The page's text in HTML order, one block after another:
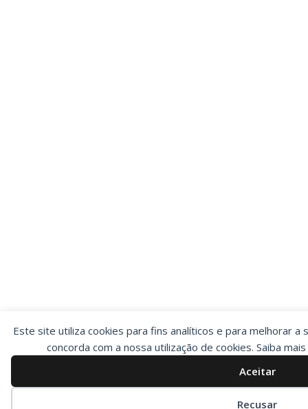
Este site utiliza cookies para fins analíticos e para melhorar a
concorda com a nossa utilização de cookies. Saiba
Aceitar
Recusar